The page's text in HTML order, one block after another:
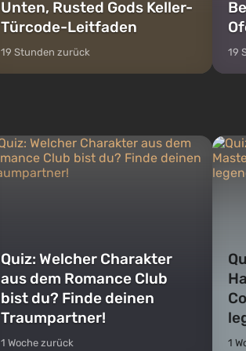
Unten, Rusted Gods Keller-
Türcode-Leitfaden
19 Stunden zurück 19
Quiz: Welcher Charakter
aus dem Romance Club
bist du? Finde deinen
Traumpartner!
1 Woche zurück 1